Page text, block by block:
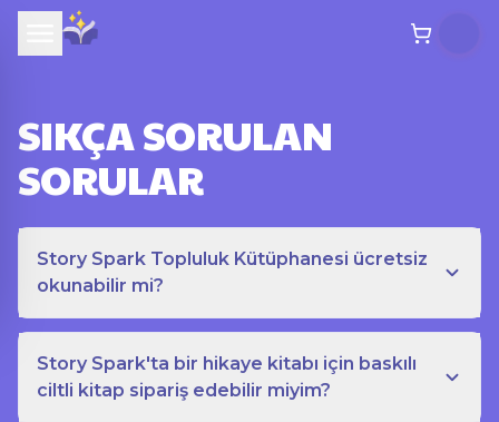
SIKÇA SORULAN
SORULAR
Story Spark Topluluk Kütüphanesi ücretsiz
okunabilir mi?
Story Spark'ta bir hikaye kitabı için baskılı
ciltli kitap sipariş edebilir miyim?